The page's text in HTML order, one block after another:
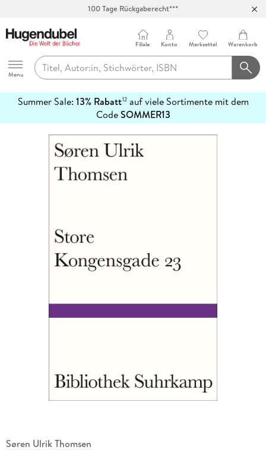
100 Tage Rückgaberecht***
Hugendubel
Menu
Filiale Konto Merkzettel Warenkorb
Summer Sale: 13% Rabatt12auf viele Sortimente mit dem
CodeSOMMER13
erfahren
Søren Ulrik Thomsen